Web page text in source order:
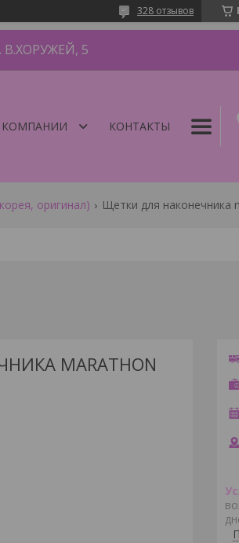
328 отзывов
5
КОМПАНИИ КОНТАКТЫ
оригинал) Щетки для наконечника
MARATHON